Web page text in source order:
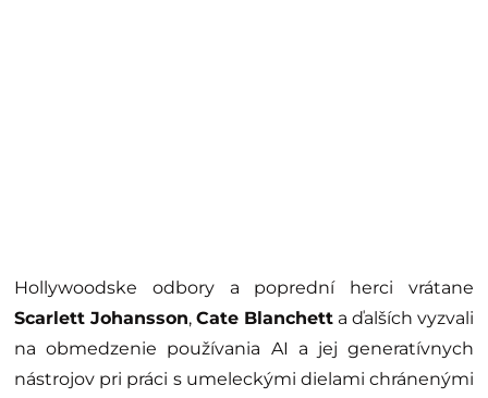
Hollywoodske odbory a poprední herci vrátane
Scarlett Johansson, Cate Blanchett a ďalších vyzvali
na obmedzenie používania AI a jej generatívnych
nástrojov pri práci s umeleckými dielami chránenými